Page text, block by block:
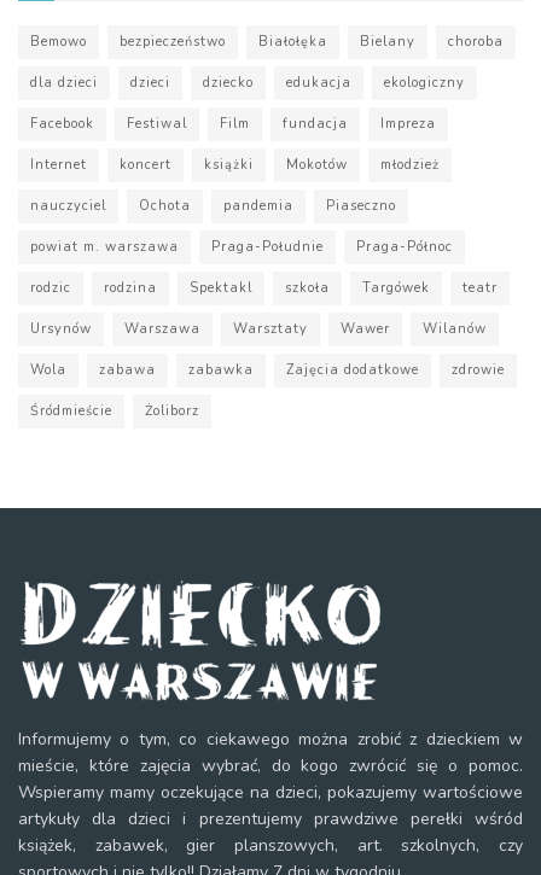
Bemowo bezpieczeństwo Białołęka Bielany choroba
dla dzieci dzieci dziecko edukacja ekologiczny
Facebook Festiwal Film fundacja Impreza
Internet koncert książki Mokotów młodzież
nauczyciel Ochota pandemia Piaseczno
powiat m. warszawa Praga-Południe Praga-Północ
rodzic rodzina Spektakl szkoła Targówek teatr
Ursynów Warszawa Warsztaty Wawer Wilanów
Wola zabawa zabawka Zajęcia dodatkowe zdrowie
Śródmieście Żoliborz
Informujemy o tym, co ciekawego można zrobić z dzieckiem w
mieście, które zajęcia wybrać, do kogo zwrócić się o pomoc.
Wspieramy mamy oczekujące na dzieci, pokazujemy wartościowe
artykuły dla dzieci i prezentujemy prawdziwe perełki wśród
książek, zabawek, gier planszowych, art. szkolnych, czy